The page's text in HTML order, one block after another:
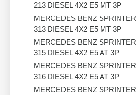
213 DIESEL 4X2 E5 MT 3P
MERCEDES BENZ SPRINTER
313 DIESEL 4X2 E5 MT 3P
MERCEDES BENZ SPRINTER
315 DIESEL 4X2 E5 AT 3P
MERCEDES BENZ SPRINTER
316 DIESEL 4X2 E5 AT 3P
MERCEDES BENZ SPRINTER